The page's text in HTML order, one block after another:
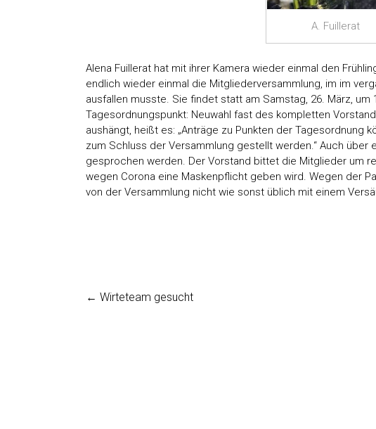
A. Fuillerat
Alena Fuillerat hat mit ihrer Kamera wieder einmal den
endlich wieder einmal die Mitgliederversammlung, im im
ausfallen musste. Sie findet statt am Samstag, 26. März, um
Tagesordnungspunkt: Neuwahl fast des kompletten
aushängt, heißt es: „Anträge zu Punkten der Tagesordnung
zum Schluss der Versammlung gestellt werden.“ Auch
gesprochen werden. Der Vorstand bittet die Mitglieder um
wegen Corona eine Maskenpflicht geben wird. Wegen der
von der Versammlung nicht wie sonst üblich mit einem
← Wirteteam gesucht